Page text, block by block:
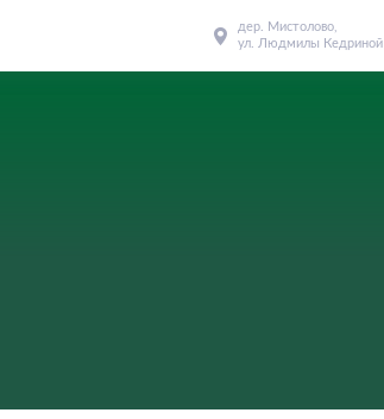
дер. Мистолово,
ул. Людмилы Кедриной